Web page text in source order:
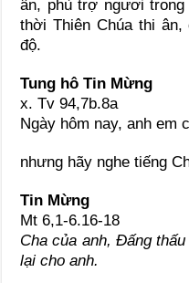
ân, phù trợ ngươi
thời Thiên Chúa thi
độ.
Tung hô Tin Mừng
x. Tv 94,7b.8a
Ngày hôm nay, anh em
nhưng hãy nghe tiếng
Tin Mừng
Mt 6,1-6.16-18
Cha của anh, Đấng
lại cho anh.